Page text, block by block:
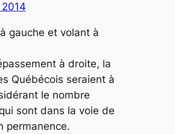
gauche et volant à
à droite, la
Québécois seraient à
le nombre
sont dans la voie de
permanence.